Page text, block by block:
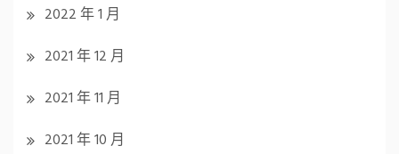
2022 年 1 月
2021 年 12 月
2021 年 11 月
2021 年 10 月